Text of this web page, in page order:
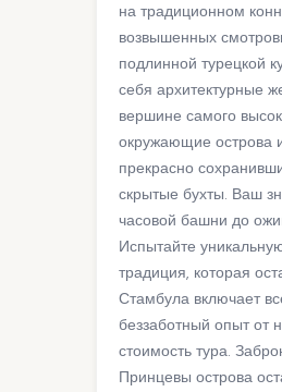
на традиционном
возвышенных
подлинной турецкой
себя архитектурные
вершине самого
окружающие острова
прекрасно
скрытые бухты. Ваш
часовой башни до
Испытайте
традиция, которая
Стамбула включает
беззаботный опыт от
стоимость тура.
Принцевы острова